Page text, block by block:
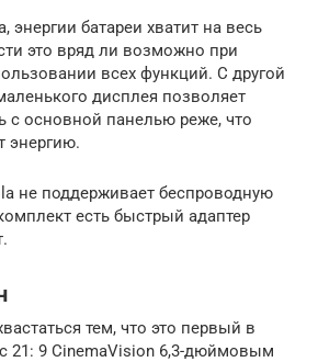
батареи хватит на весь
это вряд ли возможно при
всех функций. С другой
дисплея позволяет
с основной панелью реже, что
энергию.
не поддерживает беспроводную
есть быстрый адаптер
тем, что это первый в
21: 9 CinemaVision 6,3-дюймовым